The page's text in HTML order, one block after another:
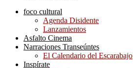
foco cultural
Agenda Disidente
Lanzamientos
Asfalto Cinema
Narraciones Transeúntes
El Calendario del Escarabajo
Inspírate